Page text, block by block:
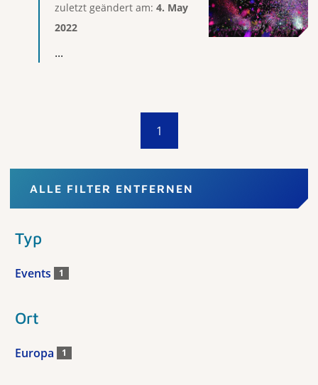
zuletzt geändert am: 4. May
2022
...
1
ALLE FILTER ENTFERNEN
Typ
Events 1
Ort
Europa 1